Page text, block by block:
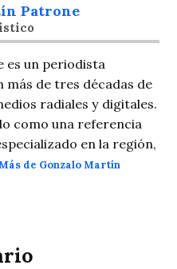
Patrone
es un periodista
más de tres décadas de
radiales y digitales.
como una referencia
en la región,
de Gonzalo Martín